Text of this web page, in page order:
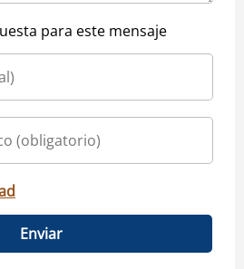
para este mensaje
Enviar